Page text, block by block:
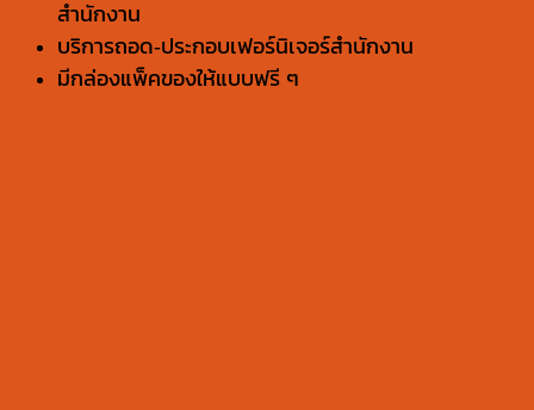
สำนักงาน
บริการถอด-ประกอบเฟอร์นิเจอร์สำนักงาน
มีกล่องแพ็คของให้แบบฟรี ๆ